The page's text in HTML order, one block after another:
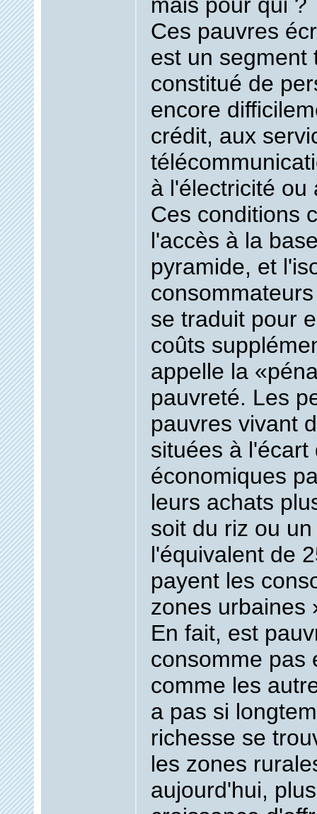
Ces pauvres
est un segment
constitué de
encore
crédit, aux
à l'électricité ou
Ces conditions
l'accès à la
pyramide, et
se traduit pour
coûts
appelle la
pauvreté. Les
pauvres vivant
situées à
économiques
leurs achats
soit du riz ou
l'équivalent de
payent les
zones urbaines
En fait, est
consomme pas
comme les
a pas si
richesse se
les zones
aujourd'hui,